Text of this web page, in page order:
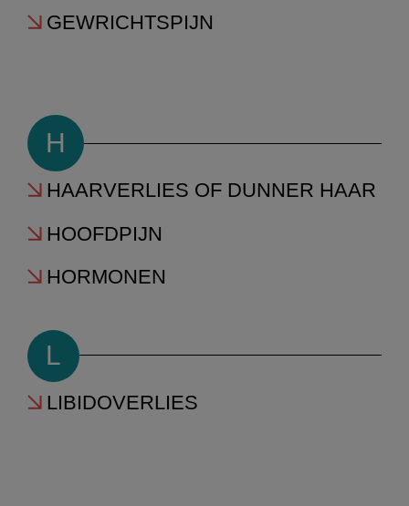
GEWRICHTSPIJN
H
HAARVERLIES OF DUNNER HAAR
HOOFDPIJN
HORMONEN
L
LIBIDOVERLIES